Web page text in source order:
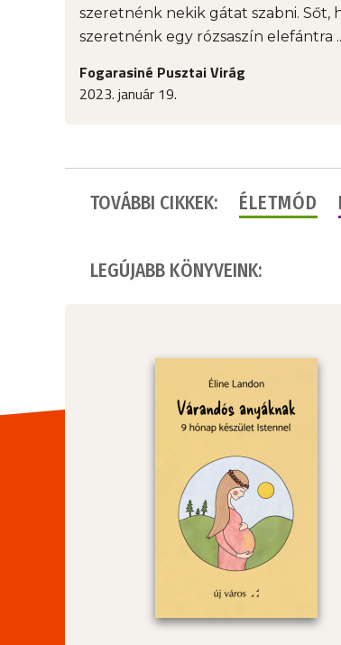
szeretnénk nekik gátat szabni. Sőt,
szeretnénk egy rózsaszín elefántra
Fogarasiné Pusztai Virág
2023. január 19.
TOVÁBBI CIKKEK: ÉLETMÓD
LEGÚJABB KÖNYVEINK: